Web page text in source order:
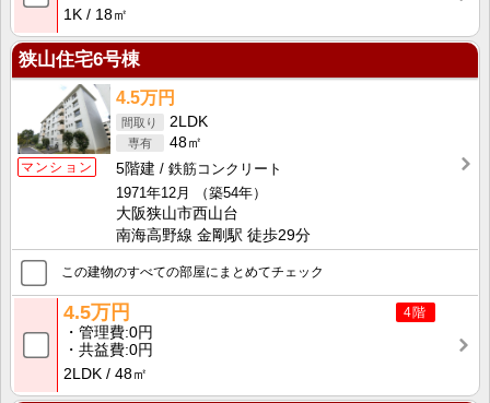
1K
18㎡
狭山住宅6号棟
マンション
4.5万円
2LDK
48㎡
5階建
鉄筋コンクリート
1971年12月
（築54年）
大阪狭山市西山台
南海高野線 金剛駅 徒歩29分
この建物のすべての部屋にまとめてチェック
4階
4.5万円
管理費 0円
共益費 0円
2LDK
48㎡